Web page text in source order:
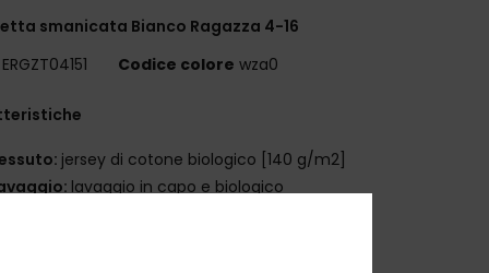
smanicata Bianco Ragazza 4-16
ERGZT04151 Codice colore wza0
jersey di cotone biologico [140 g/m2]
lavaggio in capo e biologico